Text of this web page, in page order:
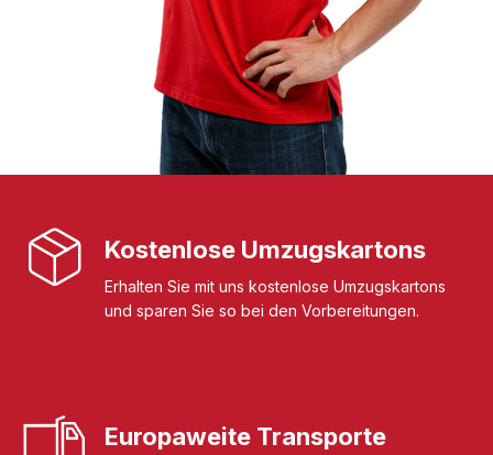
Kostenlose Umzugskartons
Erhalten Sie mit uns kostenlose Umzugskartons
und sparen Sie so bei den Vorbereitungen.
Europaweite Transporte